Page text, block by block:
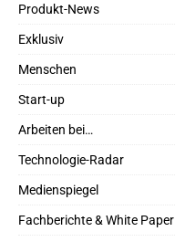
Produkt-News
Exklusiv
Menschen
Start-up
Arbeiten bei…
Technologie-Radar
Medienspiegel
Fachberichte & White Paper